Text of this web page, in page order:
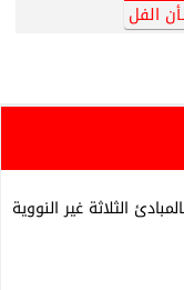
الفل
الثلاثة غير النووية